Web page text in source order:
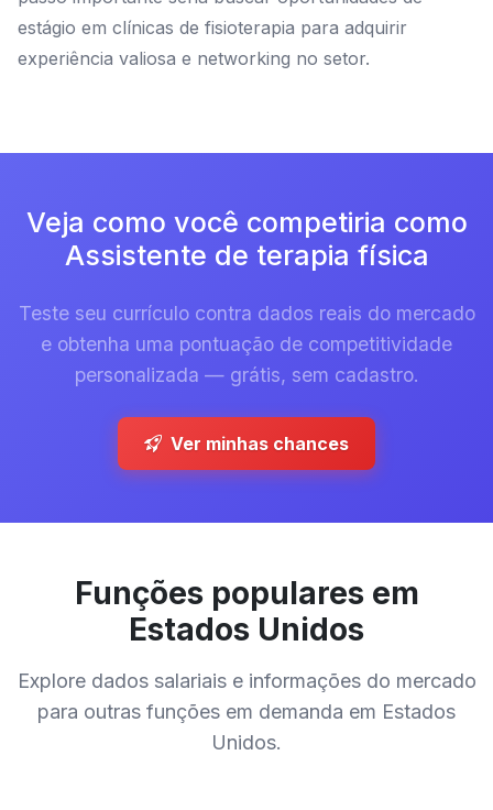
estágio em clínicas de fisioterapia para adquirir
experiência valiosa e networking no setor.
Veja como você competiria como
Assistente de terapia física
Teste seu currículo contra dados reais do mercado
e obtenha uma pontuação de competitividade
personalizada — grátis, sem cadastro.
Ver minhas chances
Funções populares em
Estados Unidos
Explore dados salariais e informações do mercado
para outras funções em demanda em Estados
Unidos.